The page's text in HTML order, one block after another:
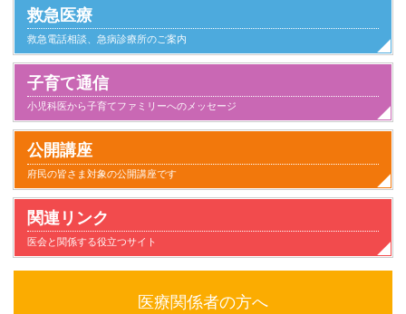
救急医療
救急電話相談、急病診療所のご案内
子育て通信
小児科医から子育てファミリーへのメッセージ
小児科とのつきあい方
子供が病気になったとき家庭でのケアと心得
家族とのかかわり
日常生活
気になること
健康にすごすために
事故と安全
病気のこと
公開講座
府民の皆さま対象の公開講座です
関連リンク
医会と関係する役立つサイト
医療関係者の方へ